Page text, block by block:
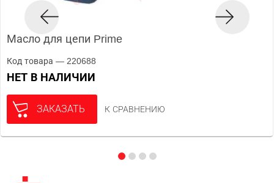
Масло для цепи Prime
Код товара — 220688
НЕТ В НАЛИЧИИ
ЗАКАЗАТЬ К СРАВНЕНИЮ